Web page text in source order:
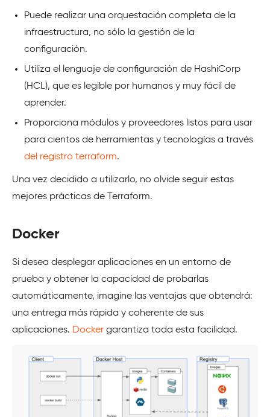
Puede realizar una orquestación completa de la
infraestructura, no sólo la gestión de la
configuración.
Utiliza el lenguaje de configuración de HashiCorp
(HCL), que es legible por humanos y muy fácil de
aprender.
Proporciona módulos y proveedores listos para usar
para cientos de herramientas y tecnologías a través
del registro terraform.
Una vez decidido a utilizarlo, no olvide seguir estas
mejores prácticas de Terraform.
Docker
Si desea desplegar aplicaciones en un entorno de
prueba y obtener la capacidad de probarlas
automáticamente, imagine las ventajas que obtendrá:
una entrega más rápida y coherente de sus
aplicaciones. Docker garantiza toda esta facilidad.